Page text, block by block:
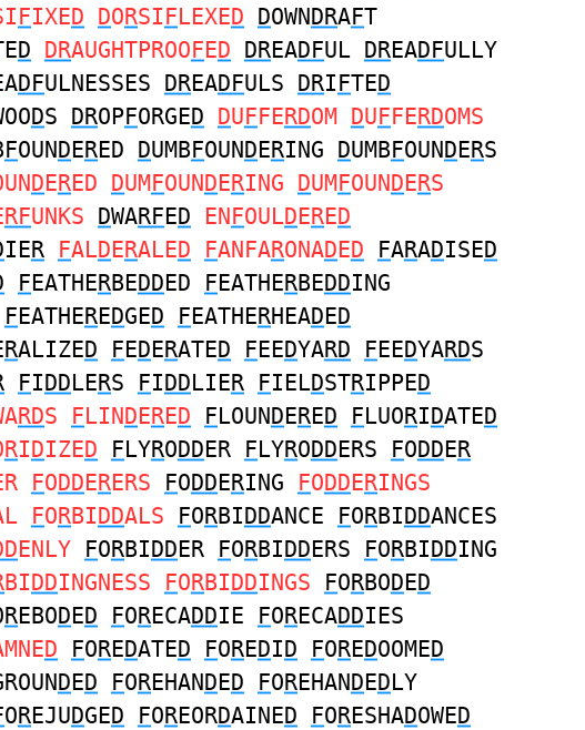
FIXED DORSIFLEXED DOWNDRAFT
D DRAUGHTPROOFED DREADFUL DREADFULLY
DFULNESSES DREADFULS DRIFTED
DS DROPFORGED DUFFERDOM DUFFERDOMS
FOUNDERED DUMBFOUNDERING DUMBFOUNDERS
DERED DUMFOUNDERING DUMFOUNDERS
RFUNKS DWARFED ENFOULDERED
IER FALDERALED FANFARONADED FARADISED
FEATHERBEDDED FEATHERBEDDING
FEATHEREDGED FEATHERHEADED
RALIZED FEDERATED FEEDYARD FEEDYARDS
FIDDLERS FIDDLIER FIELDSTRIPPED
RDS FLINDERED FLOUNDERED FLUORIDATED
RIDIZED FLYRODDER FLYRODDERS FODDER
FODDERERS FODDERING FODDERINGS
FORBIDDALS FORBIDDANCE FORBIDDANCES
ENLY FORBIDDER FORBIDDERS FORBIDDING
BIDDINGNESS FORBIDDINGS FORBODED
REBODED FORECADDIE FORECADDIES
D FOREDATED FOREDID FOREDOOMED
DED FOREHANDED FOREHANDEDLY
OREJUDGED FOREORDAINED FORESHADOWED